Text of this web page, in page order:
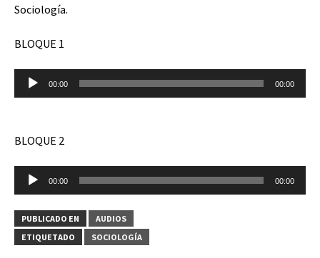
Sociología.
BLOQUE 1
Reproductor
00:00 00:00
BLOQUE 2
Reproductor
audio
00:00 00:00
PUBLICADO EN
AUDIOS
ETIQUETADO
SOCIOLOGÍA